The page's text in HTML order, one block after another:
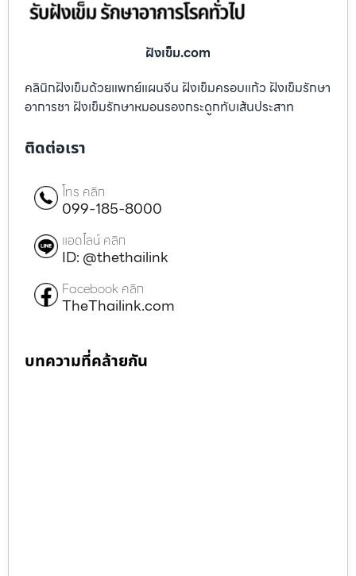
ฝังเข็ม.com
คลินิกฝังเข็มด้วยแพทย์แผนจีน ฝังเข็มครอบแก้ว ฝังเข็มรักษา
อาการชา ฝังเข็มรักษาหมอนรองกระดูกทับเส้นประสาท
ติดต่อเรา
โทร คลิก
099-185-8000
แอดไลน์ คลิก
ID: @thethailink
Facebook คลิก
TheThailink.com
บทความที่คล้ายกัน